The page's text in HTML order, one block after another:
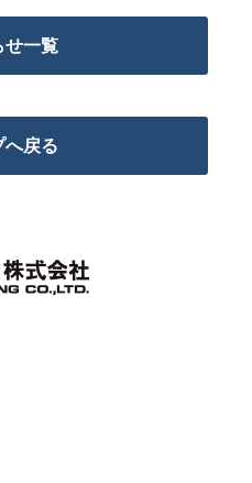
せ一覧
へ戻る